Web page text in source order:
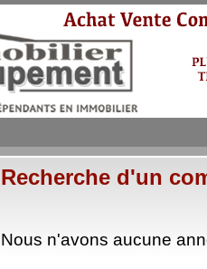
Recherche d'un
Nous n'avons aucune